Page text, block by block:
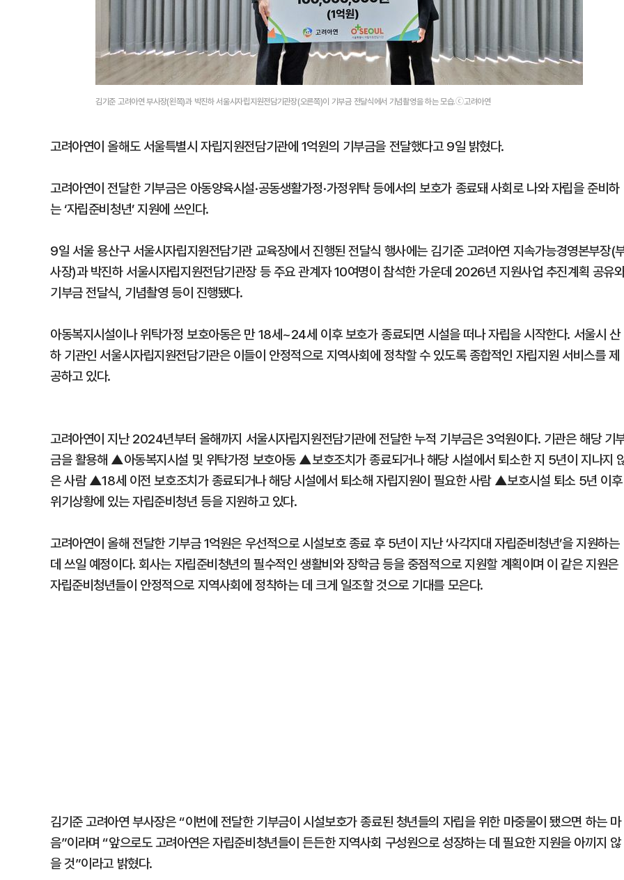
김기준 고려아연 부사장(왼쪽)과 박진하 서울시자립지원전담기관장(오른쪽)이 기부금 전달식에서 기념촬영을 하는 모습.ⓒ고려아연
고려아연이 올해도 서울특별시 자립지원전담기관에 1억원의 기부금을 전달했다고 9일 밝혔다.
고려아연이 전달한 기부금은 아동양육시설·공동생활가정·가정위탁 등에서의 보호가 종료돼 사회로 나와 자립을 준비하
는 ‘자립준비청년’ 지원에 쓰인다.
9일 서울 용산구 서울시자립지원전담기관 교육장에서 진행된 전달식 행사에는 김기준 고려아연 지속가능경영본부장(
사장)과 박진하 서울시자립지원전담기관장 등 주요 관계자 10여명이 참석한 가운데 2026년 지원사업 추진계획 공유
기부금 전달식, 기념촬영 등이 진행됐다.
아동복지시설이나 위탁가정 보호아동은 만 18세~24세 이후 보호가 종료되면 시설을 떠나 자립을 시작한다. 서울시 산
하 기관인 서울시자립지원전담기관은 이들이 안정적으로 지역사회에 정착할 수 있도록 종합적인 자립지원 서비스를 제
공하고 있다.
고려아연이 지난 2024년부터 올해까지 서울시자립지원전담기관에 전달한 누적 기부금은 3억원이다. 기관은 해당 기
금을 활용해 ▲아동복지시설 및 위탁가정 보호아동 ▲보호조치가 종료되거나 해당 시설에서 퇴소한 지 5년이 지나지
은 사람 ▲18세 이전 보호조치가 종료되거나 해당 시설에서 퇴소해 자립지원이 필요한 사람 ▲보호시설 퇴소 5년 이후
위기상황에 있는 자립준비청년 등을 지원하고 있다.
고려아연이 올해 전달한 기부금 1억원은 우선적으로 시설보호 종료 후 5년이 지난 ‘사각지대 자립준비청년’을 지원하는
데 쓰일 예정이다. 회사는 자립준비청년의 필수적인 생활비와 장학금 등을 중점적으로 지원할 계획이며 이 같은 지원은
자립준비청년들이 안정적으로 지역사회에 정착하는 데 크게 일조할 것으로 기대를 모은다.
김기준 고려아연 부사장은 “이번에 전달한 기부금이 시설보호가 종료된 청년들의 자립을 위한 마중물이 됐으면 하는 마
음”이라며 “앞으로도 고려아연은 자립준비청년들이 든든한 지역사회 구성원으로 성장하는 데 필요한 지원을 아끼지 않
을 것”이라고 밝혔다.
가 주주환원책 3분기 발표